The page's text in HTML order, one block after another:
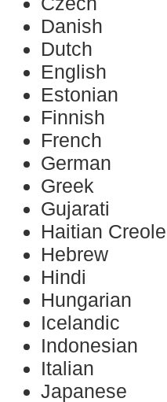
Danish
Dutch
English
Estonian
Finnish
French
German
Greek
Gujarati
Haitian Creole
Hebrew
Hindi
Hungarian
Icelandic
Indonesian
Italian
Japanese